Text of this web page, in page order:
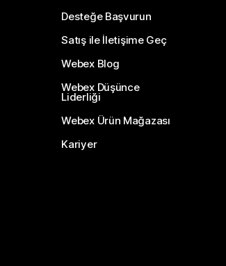
Desteğe Başvurun
Satış ile İletişime Geç
Webex Blog
Webex Düşünce
Liderliği
Webex Ürün Mağazası
Kariyer